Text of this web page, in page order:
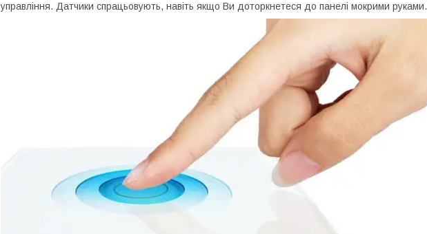
управління. Датчики спрацьовують, навіть якщо Ви доторкнетеся до панелі мокрими руками.